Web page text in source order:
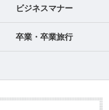
ビジネスマナー
卒業・卒業旅行